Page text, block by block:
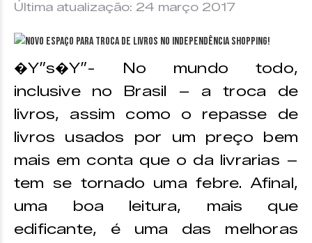
Última atualização: 24 março 2017
�Y”s�Y”- No mundo todo,
inclusive no Brasil – a troca de
livros, assim como o repasse de
livros usados por um preço bem
mais em conta que o da livrarias –
tem se tornado uma febre. Afinal,
uma boa leitura, mais que
edificante, é uma das melhoras